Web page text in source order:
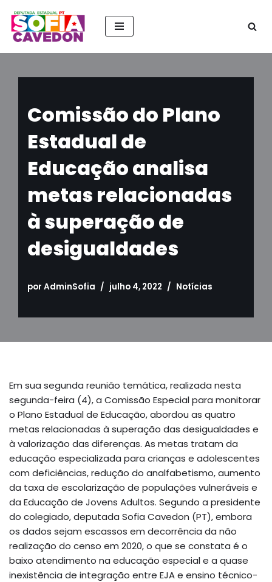
Pular
conteúdo
Comissão do Plano
Estadual de
Educação analisa
metas relacionadas
à superação de
desigualdades
por AdminSofia julho 4, 2022 Notícias
Em sua segunda reunião temática, realizada nesta
segunda-feira (4), a Comissão Especial para monitorar
o Plano Estadual de Educação, abordou as quatro
metas relacionadas à superação das desigualdades e
à valorização das diferenças. As metas tratam da
educação especializada para crianças e adolescentes
com deficiências, redução do analfabetismo, aumento
da taxa de escolarização de populações vulneráveis e
da Educação de Jovens Adultos. Segundo a presidente
do colegiado, deputada Sofia Cavedon (PT), embora
os dados sejam escassos em decorrência da não
realização do censo em 2020, o que se constata é o
baixo atendimento na educação especial e a quase
inexistência de integração entre EJA e ensino técnico-